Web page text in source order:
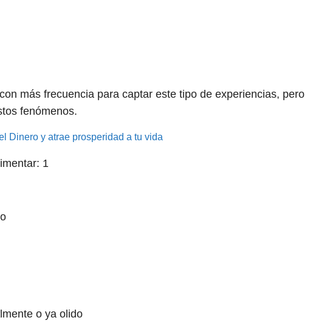
más frecuencia para captar este tipo de experiencias, pero
fenómenos.
Dinero y atrae prosperidad a tu vida
1
o ya olido